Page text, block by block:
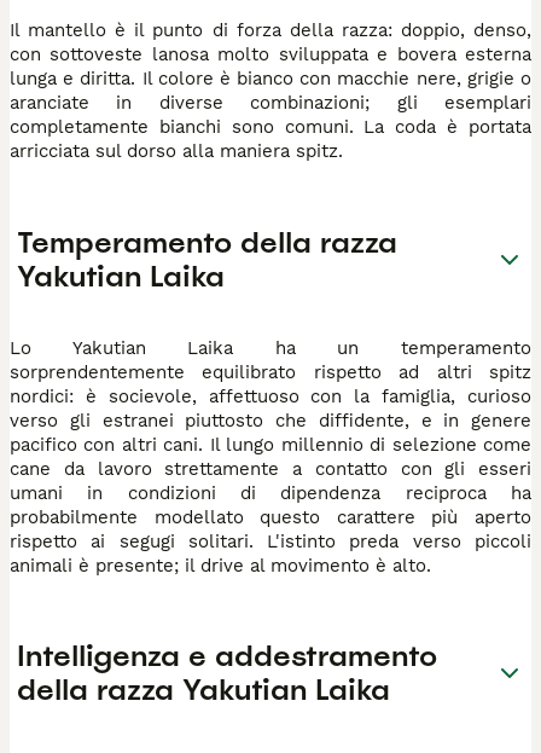
Il mantello è il punto di forza della razza: doppio, denso,
con sottoveste lanosa molto sviluppata e bovera esterna
lunga e diritta. Il colore è bianco con macchie nere, grigie o
aranciate in diverse combinazioni; gli esemplari
completamente bianchi sono comuni. La coda è portata
arricciata sul dorso alla maniera spitz.
Temperamento della razza
Yakutian Laika
Lo Yakutian Laika ha un temperamento
sorprendentemente equilibrato rispetto ad altri spitz
nordici: è socievole, affettuoso con la famiglia, curioso
verso gli estranei piuttosto che diffidente, e in genere
pacifico con altri cani. Il lungo millennio di selezione come
cane da lavoro strettamente a contatto con gli esseri
umani in condizioni di dipendenza reciproca ha
probabilmente modellato questo carattere più aperto
rispetto ai segugi solitari. L'istinto preda verso piccoli
animali è presente; il drive al movimento è alto.
Intelligenza e addestramento
della razza Yakutian Laika